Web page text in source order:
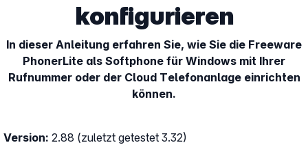
konfigurieren
In dieser Anleitung erfahren Sie, wie Sie die Freeware
PhonerLite als Softphone für Windows mit Ihrer
Rufnummer oder der Cloud Telefonanlage einrichten
können.
Version: 2.88 (zuletzt getestet 3.32)